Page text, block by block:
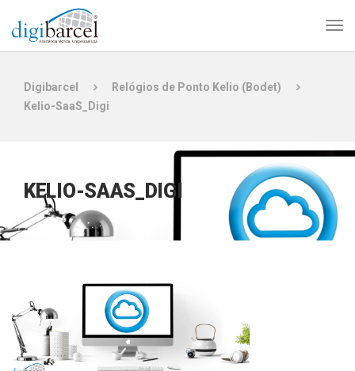
Digibarcel
Relógios de Ponto Kelio (Bodet)
Kelio-SaaS_Digi
KELIO-SAAS_DIGI